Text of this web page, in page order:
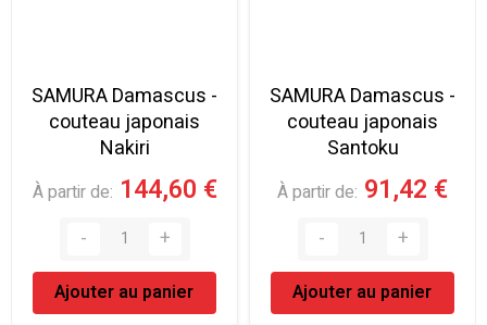
SAMURA Damascus -
couteau japonais
Nakiri
À partir de 144,60 €
Ajouter au panier
SAMURA Damascus -
couteau japonais
Santoku
À partir de 91,42 €
Ajouter au panier